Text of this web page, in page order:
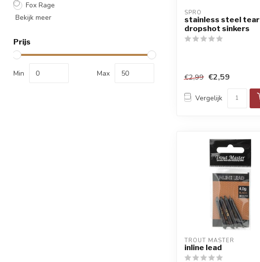
Fox Rage
Bekijk meer
Prijs
Min Max
SPRO
stainless steel tear
dropshot sinkers
€2,99 €2,59
Vergelijk
TROUT MASTER
inline lead